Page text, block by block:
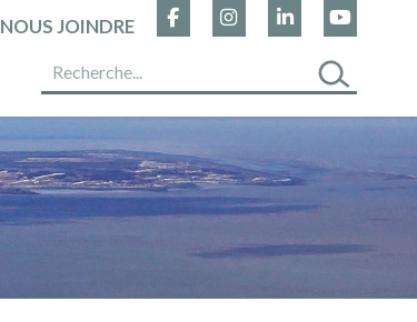
NOUS JOINDRE